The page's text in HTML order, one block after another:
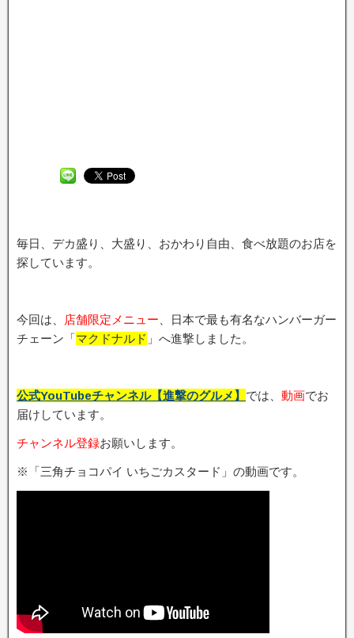
毎日、デカ盛り、大盛り、おかわり自由、食べ放題のお店を
探しています。
今回は、 店舗限定メニュ ー 、日本で最も有名なハンバーガー
チェーン「マクドナルド 」へ進撃しました。
公式YouTubeチャンネル【進撃のグルメ】 では、 動画でお
届けしています。
チャンネル登録お願いします。
※「三角チョコパイ いちごカスタード」の動画です。